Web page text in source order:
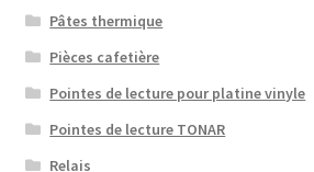
Pâtes thermique
Pièces cafetière
Pointes de lecture pour platine vinyle
Pointes de lecture TONAR
Relais